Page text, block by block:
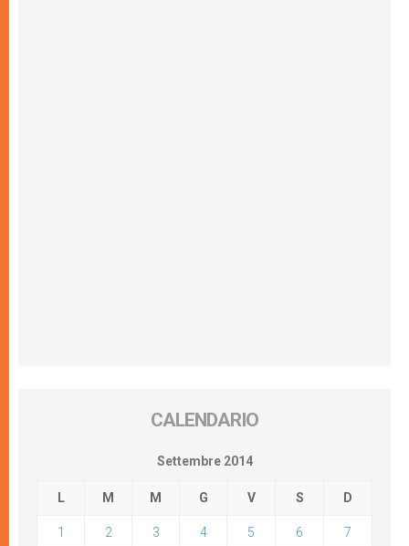
CALENDARIO
Settembre 2014
L M M G V S D
1 2 3 4 5 6 7